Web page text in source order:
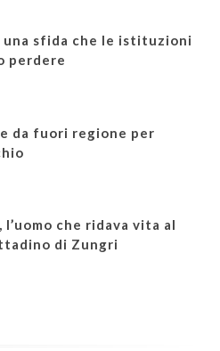
sfida che le istituzioni
perdere
da fuori regione per
l’uomo che ridava vita al
di Zungri